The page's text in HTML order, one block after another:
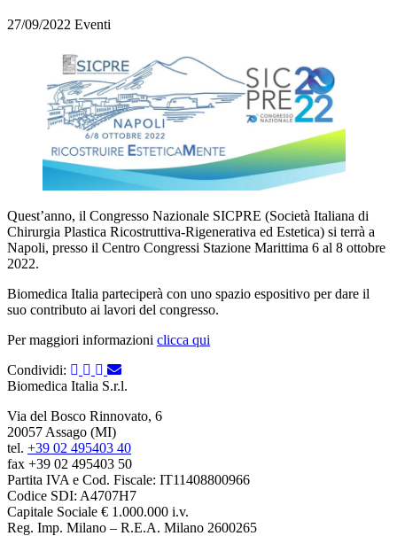
27/09/2022 Eventi
Quest’anno, il Congresso Nazionale SICPRE (Società Italiana di
Chirurgia Plastica Ricostruttiva-Rigenerativa ed Estetica) si terrà a
Napoli, presso il Centro Congressi Stazione Marittima 6 al 8 ottobre
2022.
Biomedica Italia parteciperà con uno spazio espositivo per dare il
suo contributo ai lavori del congresso.
Per maggiori informazioni clicca qui
Condividi:
Biomedica Italia S.r.l.
Via del Bosco Rinnovato, 6
20057 Assago (MI)
tel. +39 02 495403 40
fax +39 02 495403 50
Partita IVA e Cod. Fiscale: IT11408800966
Codice SDI: A4707H7
Capitale Sociale € 1.000.000 i.v.
Reg. Imp. Milano – R.E.A. Milano 2600265